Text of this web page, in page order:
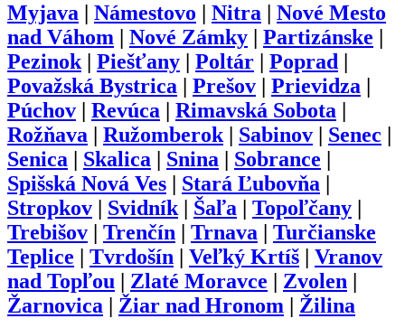
Myjava
Námestovo Nitra
Nové Mesto
nad Váhom
Nové Zámky Partizánske
Pezinok| Piešťany Poltár Poprad
Považská Bystrica
Prešov Prievidza
Púchov
Revúca Rimavská Sobota
Rožňava
Ružomberok| Sabinov Senec
Senica
Skalica Snina Sobrance
Spišská Nová Ves
Stará Ľubovňa
Stropkov
Svidník| Šaľa Topoľčany
Trebišov
Trenčín Trnava
Turčianske
Teplice
Tvrdošín Veľký Krtíš
Vranov
nad Topľou
Zlaté Moravce Zvolen
Žarnovica
Žiar nad Hronom Žilina